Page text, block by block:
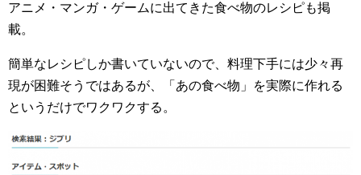
アニメ・マンガ・ゲームに出てきた食べ物のレシピも掲
載。
簡単なレシピしか書いていないので、料理下手には少々再
現が困難そうではあるが、「あの食べ物」を実際に作れる
というだけでワクワクする。